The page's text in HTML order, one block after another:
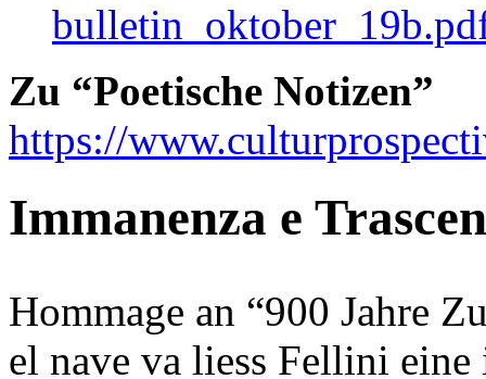
Zu “Poetische Notizen”
https://
Immanenza e
Hommage an “900 Jahre
el nave va liess Fellini